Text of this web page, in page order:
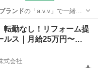
ブランドの「a.v.v」で一緒に
転勤なし！リフォーム提
ルス｜月給25万円〜…
式会社